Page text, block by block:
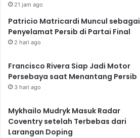
21 jam ago
Patricio Matricardi Muncul sebagai
Penyelamat Persib di Partai Final
2 hari ago
Francisco Rivera Siap Jadi Motor
Persebaya saat Menantang Persib
3 hari ago
Mykhailo Mudryk Masuk Radar
Coventry setelah Terbebas dari
Larangan Doping